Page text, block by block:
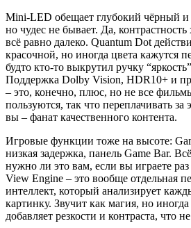
Mini-LED обещает глубокий чёрный и
но чудес не бывает. Да,
всё равно далеко. Quantum Dot
красочной, но иногда цвета кажутся
будто кто-то выкрутил ручку
Поддержка Dolby Vision, HDR10+ и
– это, конечно, плюс, но не все
пользуются, так что переплачивать за
вы – фанат качественного контента.
Игровые функции тоже на высоте:
низкая задержка, панель Game Bar.
нужно ли это вам, если вы играете
View Engine – это вообще отдельная
интеллект, который анализирует
картинку. Звучит как магия, но
добавляет резкости и контраста, что